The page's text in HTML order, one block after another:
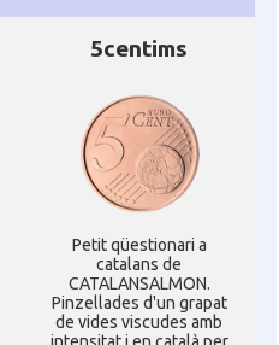
5centims
Petit qüestionari a
catalans de
CATALANSALMON.
Pinzellades d'un grapat
de vides viscudes amb